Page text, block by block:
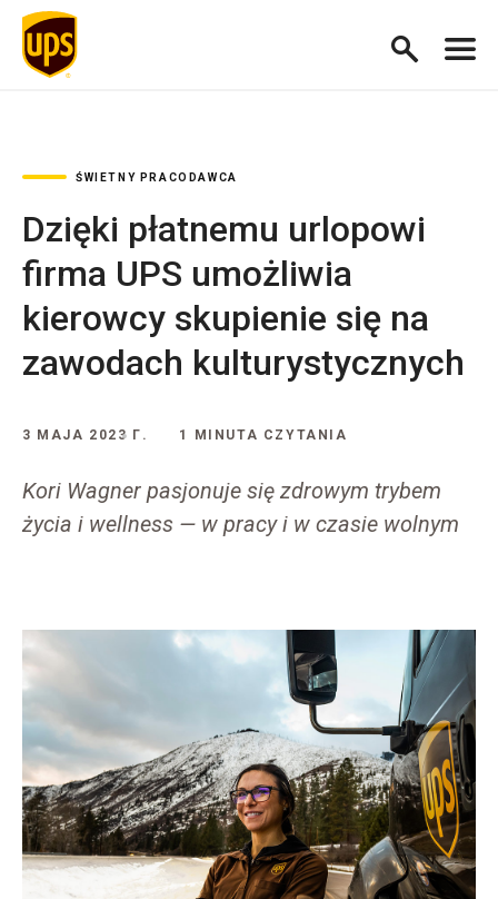
ŚWIETNY PRACODAWCA
Dzięki płatnemu urlopowi
firma UPS umożliwia
kierowcy skupienie się na
zawodach kulturystycznych
3 MAJA 2023 Г. 1 MINUTA CZYTANIA
Kori Wagner pasjonuje się zdrowym trybem
życia i wellness — w pracy i w czasie wolnym